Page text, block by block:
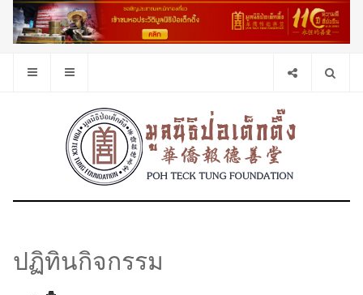
ปฏิทินกิจกรรม